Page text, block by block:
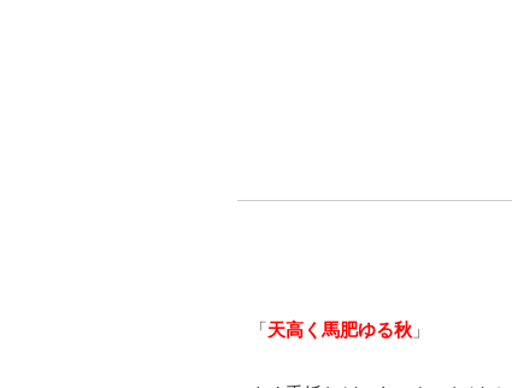
「天高く馬肥ゆる秋 」